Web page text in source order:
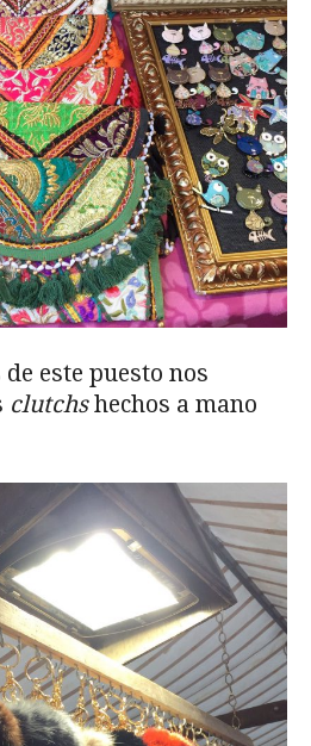
este puesto nos
clutchshechos a mano